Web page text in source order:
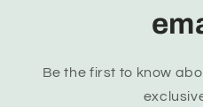
Be the first to know